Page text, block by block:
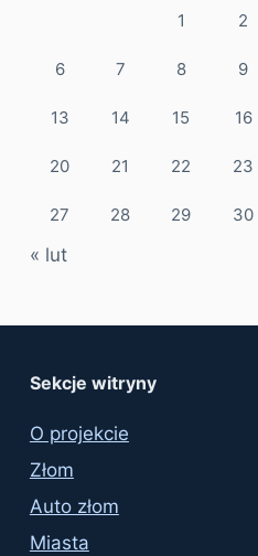
1 2
6 7 8 9
13 14 15 16
20 21 22 23
27 28 29 30
« lut
Sekcje witryny
O projekcie
Złom
Auto złom
Miasta